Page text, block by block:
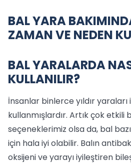
BAL YARA
ZAMAN VE NEDEN
BAL YARALARDA
KULLANILIR?
İnsanlar binlerce yıldır
kullanmışlardır. Artık çok
seçeneklerimiz olsa da, bal
için hala iyi olabilir. Balın
oksijeni ve yarayı iyileştiren